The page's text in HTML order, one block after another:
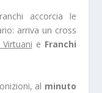
accorcia le
arriva un cross
Virtuani e Franchi
al minuto